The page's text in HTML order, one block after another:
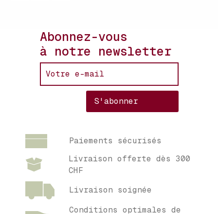
Abonnez-vous
à notre newsletter
Paiements sécurisés
Livraison offerte dès 300
CHF
Livraison soignée
Conditions optimales de